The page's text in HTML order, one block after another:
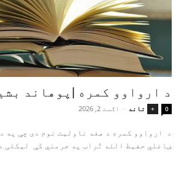
د ارواوو کمره |پوهاند
+ تاند - اګست 2, 2026 0
د ارواوو کمره د هغه ناولیت نوم دی چې په
ښاغلي حفیظ الله تُراب په جرمني کې لیکلی